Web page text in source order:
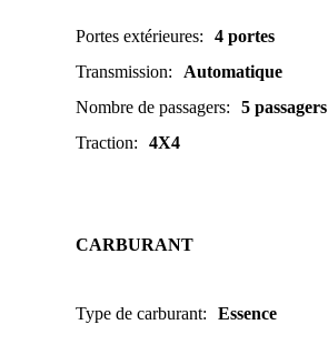
Portes extérieures:
4 portes
Transmission:
Automatique
Nombre de passagers:
5 passagers
Traction: 4X4
CARBURANT
Type de carburant: Essence